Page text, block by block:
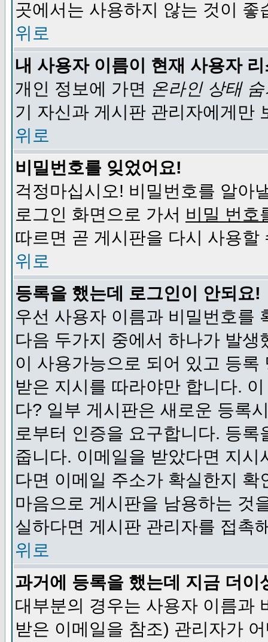
곳에서는 사용하지 않는 것이 좋
위로
내 사용자 이름이 현재 사용자
개인 정보에 가면 온라인 상태
기 자신과 게시판 관리자에게만
위로
비밀번호를 잊었어요!
걱정마십시오! 비밀번호를 알아
로그인 화면으로 가서 비밀 번호
따르면 곧 게시판을 다시 사용할
위로
등록을 했는데 로그인이 안되요!
우선 사용자 이름과 비밀번호를
다음 두가지 중에서 하나가 발
이 사용가능으로 되어 있고 등
받은 지시를 따라야만 합니다.
다? 일부 게시판은 새로운 등록
로부터 인증을 요구합니다. 등
줍니다. 이메일을 받았다면 지
다면 이메일 주소가 확실한지
마음으로 게시판을 남용하는 것
실하다면 게시판 관리자를 접촉
위로
과거에 등록을 했는데 지금 더
대부분의 경우는 사용자 이름과
받은 이메일을 참조) 관리자가